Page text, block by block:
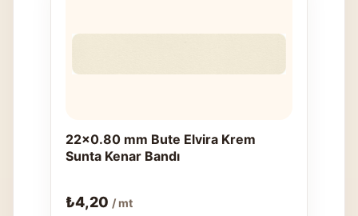
22x0.80 mm Bute Elvira Krem
Sunta Kenar Bandı
₺4,20 / mt